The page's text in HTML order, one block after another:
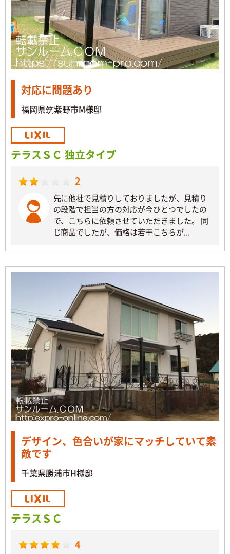
対応に問題あり
福岡県筑紫野市M様邸
テラスＳＣ 独立タイプ
2
先に他社で見積りしておりましたが、見積り
の段階で担当の方の対応が今ひとつでしたの
で、こちらに依頼させていただきました。 同
じ商品でしたが、価格は若干こちらが...
デザイン、色合いが家にマッチしていて素
敵です
千葉県勝浦市H様邸
テラスＳＣ
4